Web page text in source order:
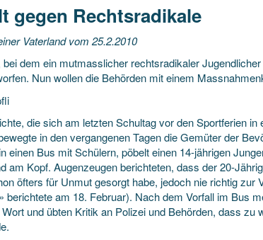
gegen Rechtsradikale
Vaterland vom 25.2.2010
bei dem ein mutmasslicher rechtsradikaler
Nun wollen die Behörden mit einem
die sich am letzten Schultag vor den Sportferien
in den vergangenen Tagen die Gemüter der
einen Bus mit Schülern, pöbelt einen 14-jährigen
am Kopf. Augenzeugen berichteten, dass der 20-
öfters für Unmut gesorgt habe, jedoch nie richtig zur
berichtete am 18. Februar). Nach dem Vorfall im Bus
und übten Kritik an Polizei und Behörden, dass zu